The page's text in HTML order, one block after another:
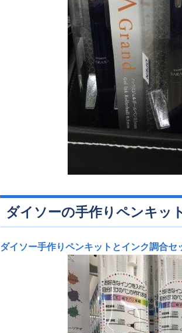
ダイソーの手作りペンキッ
ダイソー手作りペンキットとインク調合